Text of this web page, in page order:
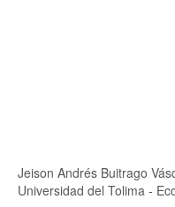
Jeison Andrés Buitrago
Universidad del Tolima -